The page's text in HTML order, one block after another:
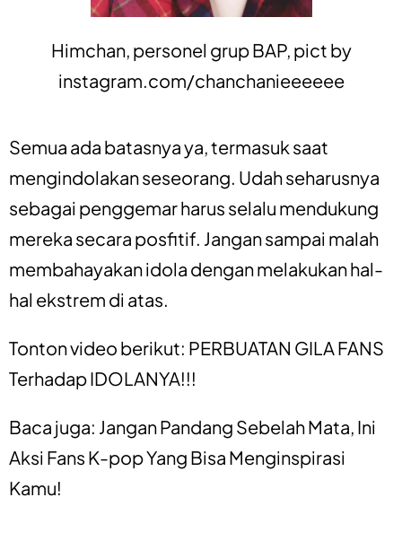
Himchan, personel grup BAP, pict by
instagram.com/chanchanieeeeee
Semua ada batasnya ya, termasuk saat
mengindolakan seseorang. Udah seharusnya
sebagai penggemar harus selalu mendukung
mereka secara posfitif. Jangan sampai malah
membahayakan idola dengan melakukan hal-
hal ekstrem di atas.
Tonton video berikut: PERBUATAN GILA FANS
Terhadap IDOLANYA!!!
Baca juga: Jangan Pandang Sebelah Mata, Ini
Aksi Fans K-pop Yang Bisa Menginspirasi
Kamu!